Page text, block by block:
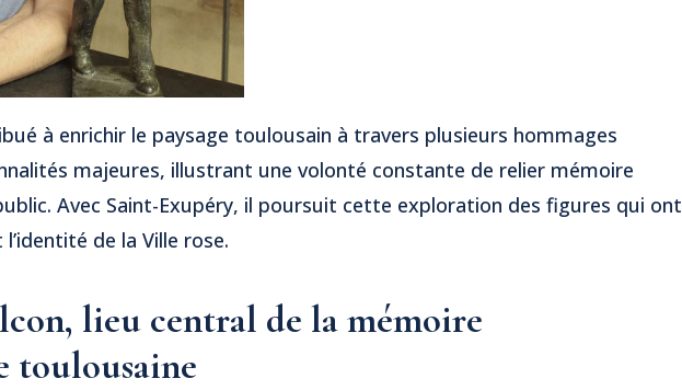
à enrichir le paysage toulousain à travers plusieurs hommages
majeures, illustrant une volonté constante de relier mémoire
Avec Saint-Exupéry, il poursuit cette exploration des figures qui ont
de la Ville rose.
lieu central de la mémoire
toulousaine